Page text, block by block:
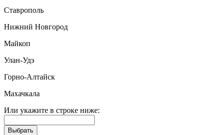
Ставрополь
Нижний Новгород
Майкоп
Улан-Удэ
Горно-Алтайск
Махачкала
Или укажите в строке ниже: